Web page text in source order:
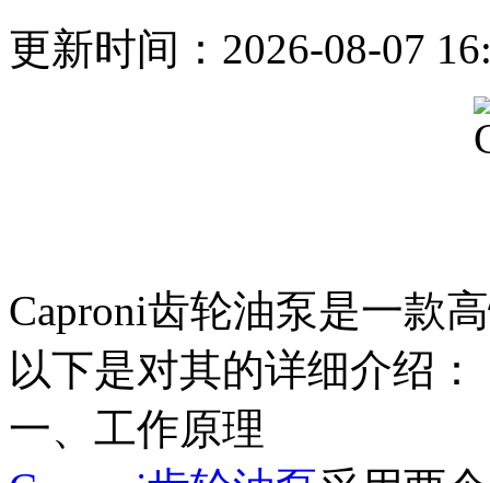
更新时间：2026-08-07
Caproni齿轮油泵是一款
以下是对其的详细介绍：
一、工作原理